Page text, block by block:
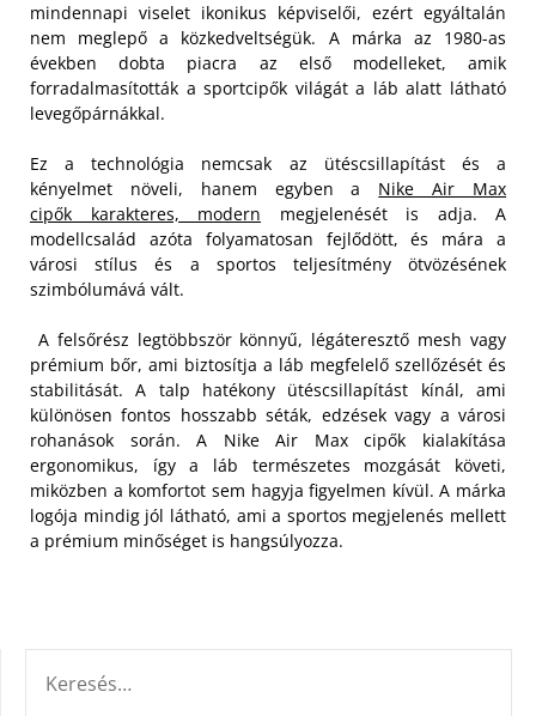
mindennapi viselet ikonikus képviselői, ezért egyáltalán
nem meglepő a közkedveltségük. A márka az 1980-as
években dobta piacra az első modelleket, amik
forradalmasították a sportcipők világát a láb alatt látható
levegőpárnákkal.
Ez a technológia nemcsak az ütéscsillapítást és a
kényelmet növeli, hanem egyben a Nike Air Max
cipők karakteres, modern megjelenését is adja. A
modellcsalád azóta folyamatosan fejlődött, és mára a
városi stílus és a sportos teljesítmény ötvözésének
szimbólumává vált.
A felsőrész legtöbbször könnyű, légáteresztő mesh vagy
prémium bőr, ami biztosítja a láb megfelelő szellőzését és
stabilitását. A talp hatékony ütéscsillapítást kínál, ami
különösen fontos hosszabb séták, edzések vagy a városi
rohanások során. A Nike Air Max cipők kialakítása
ergonomikus, így a láb természetes mozgását követi,
miközben a komfortot sem hagyja figyelmen kívül. A márka
logója mindig jól látható, ami a sportos megjelenés mellett
a prémium minőséget is hangsúlyozza.